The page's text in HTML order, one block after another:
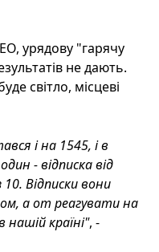
урядову "гарячу
не дають.
світло, місцеві
і на 1545, і в
- відписка від
10. Відписки вони
а от реагувати на
країні", -